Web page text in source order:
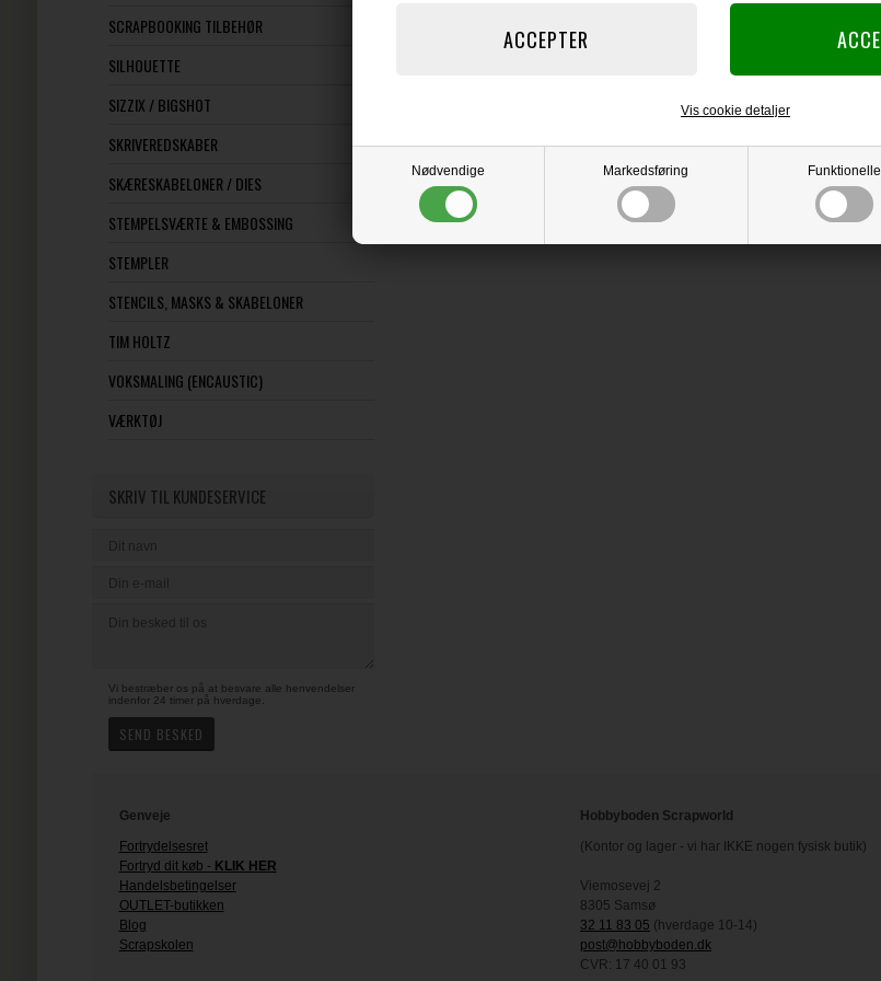
Nødvendige Markedsføring Funktionelle
Vis cookie detaljer
SCRAPBOOKING TILBEHØR
SILHOUETTE
SIZZIX / BIGSHOT
SKRIVEREDSKABER
SKÆRESKABELONER / DIES
STEMPELSVÆRTE & EMBOSSING
STEMPLER
STENCILS, MASKS & SKABELONER
TIM HOLTZ
VOKSMALING (ENCAUSTIC)
VÆRKTØJ
SKRIV TIL KUNDESERVICE
Vi bestræber os på at besvare alle henvendelser
indenfor 24 timer på hverdage.
Genveje
Fortrydelsesret
Fortryd dit køb - KLIK HER
Handelsbetingelser
OUTLET-butikken
Blog
Scrapskolen
Hobbyboden Scrapworld
(Kontor og lager - vi har IKKE nogen fysisk butik)
Viemosevej 2
8305 Samsø
32 11 83 05 (hverdage 10-14)
post@hobbyboden.dk
CVR: 17 40 01 93